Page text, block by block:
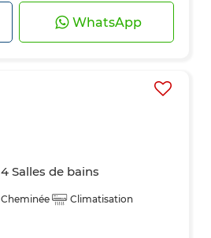
WhatsApp
4 Salles de bains
Cheminée
Climatisation